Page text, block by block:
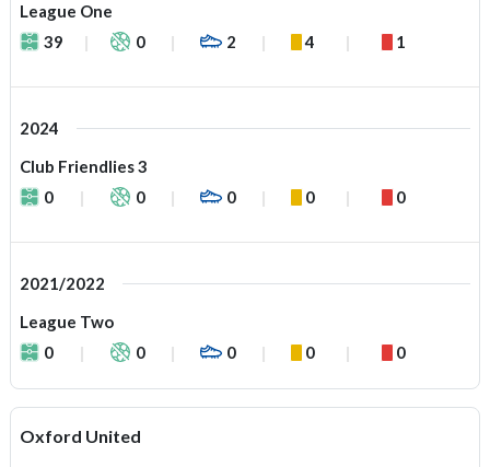
League One
39
0 2 4 1
2024
Club Friendlies 3
0
0 0 0 0
2021/2022
League Two
0
0 0 0 0
Oxford United